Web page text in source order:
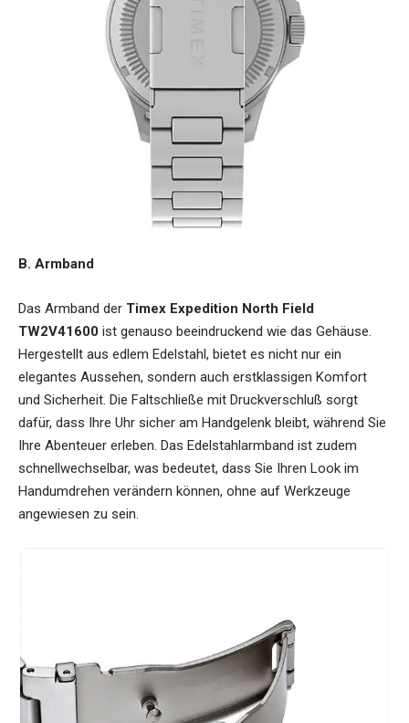
B. Armband
Das Armband der Timex Expedition North Field
TW2V41600 ist genauso beeindruckend wie das Gehäuse.
Hergestellt aus edlem Edelstahl, bietet es nicht nur ein
elegantes Aussehen, sondern auch erstklassigen Komfort
und Sicherheit. Die Faltschließe mit Druckverschluß sorgt
dafür, dass Ihre Uhr sicher am Handgelenk bleibt, während Sie
Ihre Abenteuer erleben. Das Edelstahlarmband ist zudem
schnellwechselbar, was bedeutet, dass Sie Ihren Look im
Handumdrehen verändern können, ohne auf Werkzeuge
angewiesen zu sein.